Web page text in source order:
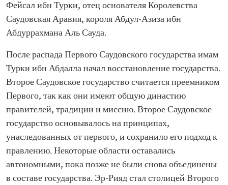
Фейсал ибн Турки, отец основателя Королевства
Саудовская Аравия, короля Абдул-Азиза ибн
Абдуррахмана Аль Сауда.
После распада Первого Саудовского государства имам
Турки ибн Абдалла начал восстановление государства.
Второе Саудовское государство считается преемником
Первого, так как они имеют общую династию
правителей, традиции и миссию. Второе Саудовское
государство основывалось на принципах,
унаследованных от первого, и сохранило его подход к
правлению. Некоторые области оставались
автономными, пока позже не были снова объединены
в составе государства. Эр-Рияд стал столицей Второго